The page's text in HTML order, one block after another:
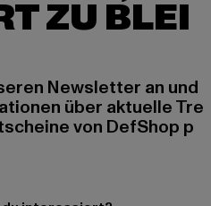
ZU BLEI
Newsletter an und
über aktuelle Tre
von DefShop p